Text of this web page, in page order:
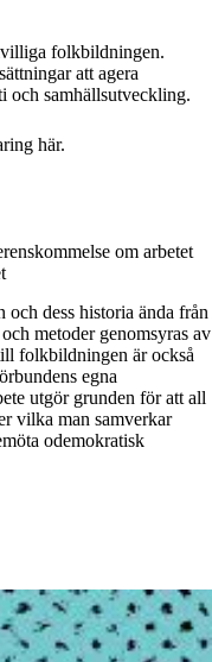
folkbildningen.
att agera
och samhällsutveckling.
här.
om arbetet
dess historia ända från
metoder genomsyras av
folkbildningen är också
egna
utgör grunden för att all
vilka man samverkar
odemokratisk